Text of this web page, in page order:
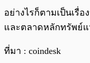
อย่างไรก็ตามเป็นเรื่อ
และตลาดหลักทรัพย์แ
ที่มา : coindesk